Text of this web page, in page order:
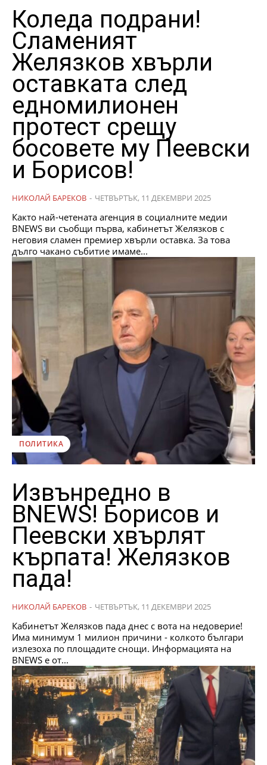
Коледа подрани!
Сламеният
Желязков хвърли
оставката след
едномилионен
протест срещу
босовете му Пеевски
и Борисов!
НИКОЛАЙ БАРЕКОВ - ЧЕТВЪРТЪК, 11 ДЕКЕМВРИ 2025
Както най-четената агенция в социалните медии
BNEWS ви съобщи първа, кабинетът Желязков с
неговия сламен премиер хвърли оставка. За това
дълго чакано събитие имаме...
ПОЛИТИКА
Извънредно в
BNEWS! Борисов и
Пеевски хвърлят
кърпата! Желязков
пада!
НИКОЛАЙ БАРЕКОВ - ЧЕТВЪРТЪК, 11 ДЕКЕМВРИ 2025
Кабинетът Желязков пада днес с вота на недоверие!
Има минимум 1 милион причини - колкото българи
излезоха по площадите снощи. Информацията на
BNEWS е от...